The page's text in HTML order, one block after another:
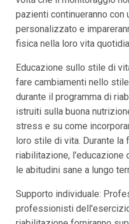
pazienti continueranno
personalizzato e
fisica nella loro vita
Educazione sullo stile di
fare cambiamenti nello
durante il programma di
istruiti sulla buona
stress e su come
loro stile di vita. Durante la
riabilitazione, l'educazione
le abitudini sane a lungo
Supporto individuale:
professionisti